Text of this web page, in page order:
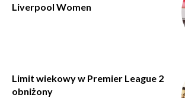
Liverpool Women
Limit wiekowy w Premier League 2
obniżony